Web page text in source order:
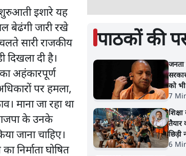
इशारे यह
बेढंगी जारी रखे
सारी राजकीय
दिखला दी है।
अहंकारपूर्ण
पर हमला,
माना जा रहा था
के उनके
जाना चाहिए।
निर्माता घोषित
पाठकों की
जनता
को
7
शिक्षा
तैयार
छिड़ी
6